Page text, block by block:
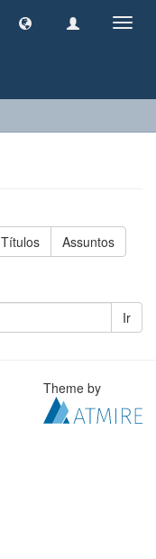
Títulos Assuntos
Ir
Theme by